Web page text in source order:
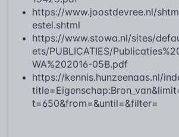
https://www.joostdevree.nl/
estel.shtml
https://www.stowa.nl/sites/
ets/PUBLICATIES/
WA%202016-05B.pdf
https://kennis.hunzeenaas.nl/
t=650&from=&until=&filter=